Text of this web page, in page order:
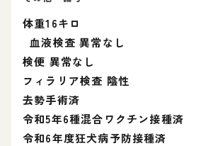
体重16キロ
血液検査 異常なし
検便 異常なし
フィラリア検査 陰性
去勢手術済
令和5年6種混合ワクチン接種済
令和6年度狂犬病予防接種済